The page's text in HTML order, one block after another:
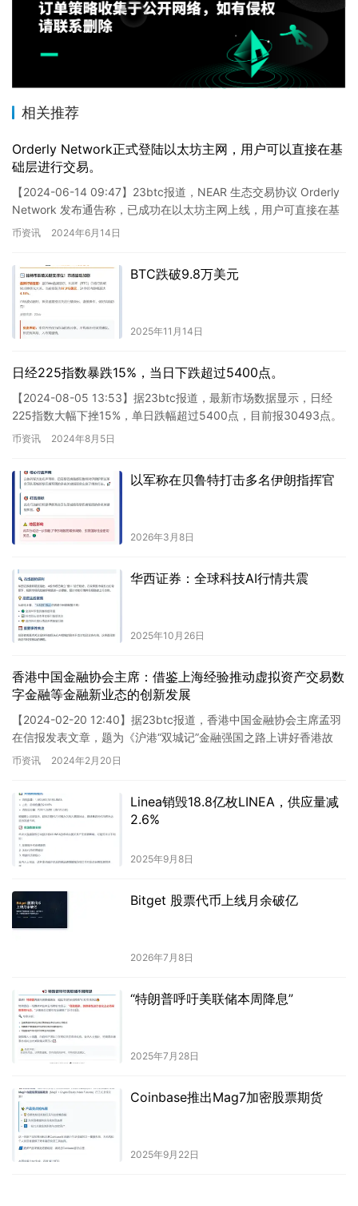
相关推荐
Orderly Network正式登陆以太坊主网，用户可以直接在基
础层进行交易。
【2024-06-14 09:47】23btc报道，NEAR 生态交易协议 Orderly
Network 发布通告称，已成功在以太坊主网上线，用户可直接在基
础层进行交易。此外，以…
币资讯 2024年6月14日
BTC跌破9.8万美元
2025年11月14日
日经225指数暴跌15%，当日下跌超过5400点。
【2024-08-05 13:53】据23btc报道，最新市场数据显示，日经
225指数大幅下挫15%，单日跌幅超过5400点，目前报30493点。
这条新闻显示了日本股市日经225…
币资讯 2024年8月5日
以军称在贝鲁特打击多名伊朗指挥官
2026年3月8日
华西证券：全球科技AI行情共震
2025年10月26日
香港中国金融协会主席：借鉴上海经验推动虚拟资产交易数
字金融等金融新业态的创新发展
【2024-02-20 12:40】据23btc报道，香港中国金融协会主席孟羽
在信报发表文章，题为《沪港“双城记”金融强国之路上讲好香港故
事》，文章指出香港应借鉴上海的经验，充分发…
币资讯 2024年2月20日
Linea销毁18.8亿枚LINEA，供应量减
2.6%
2025年9月8日
Bitget 股票代币上线月余破亿
2026年7月8日
“特朗普呼吁美联储本周降息”
2025年7月28日
Coinbase推出Mag7加密股票期货
2025年9月22日